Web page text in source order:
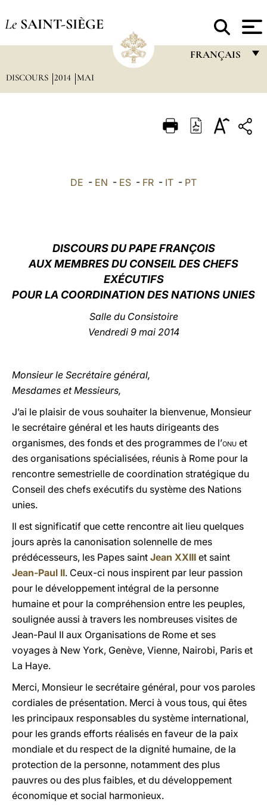
Le SAINT-SIÈGE
FRANÇAIS
ITALIANO
中文
DISCOURS 2014 MAI
DE - EN - ES - FR - IT - PT
DISCOURS DU PAPE FRANÇOIS
AUX MEMBRES DU CONSEIL DES CHEFS
EXÉCUTIFS
POUR LA COORDINATION DES NATIONS UNIES
Salle du Consistoire
Vendredi 9 mai 2014
Monsieur le Secrétaire général,
Mesdames et Messieurs,
J’ai le plaisir de vous souhaiter la bienvenue, Monsieur
le secrétaire général et les hauts dirigeants des
organismes, des fonds et des programmes de l’onu et
des organisations spécialisées, réunis à Rome pour la
rencontre semestrielle de coordination stratégique du
Conseil des chefs exécutifs du système des Nations
unies.
Il est significatif que cette rencontre ait lieu quelques
jours après la canonisation solennelle de mes
prédécesseurs, les Papes saint Jean XXIII et saint
Jean-Paul II. Ceux-ci nous inspirent par leur passion
pour le développement intégral de la personne
humaine et pour la compréhension entre les peuples,
soulignée aussi à travers les nombreuses visites de
Jean-Paul II aux Organisations de Rome et ses
voyages à New York, Genève, Vienne, Nairobi, Paris et
La Haye.
Merci, Monsieur le secrétaire général, pour vos paroles
cordiales de présentation. Merci à vous tous, qui êtes
les principaux responsables du système international,
pour les grands efforts réalisés en faveur de la paix
mondiale et du respect de la dignité humaine, de la
protection de la personne, notamment des plus
pauvres ou des plus faibles, et du développement
économique et social harmonieux.